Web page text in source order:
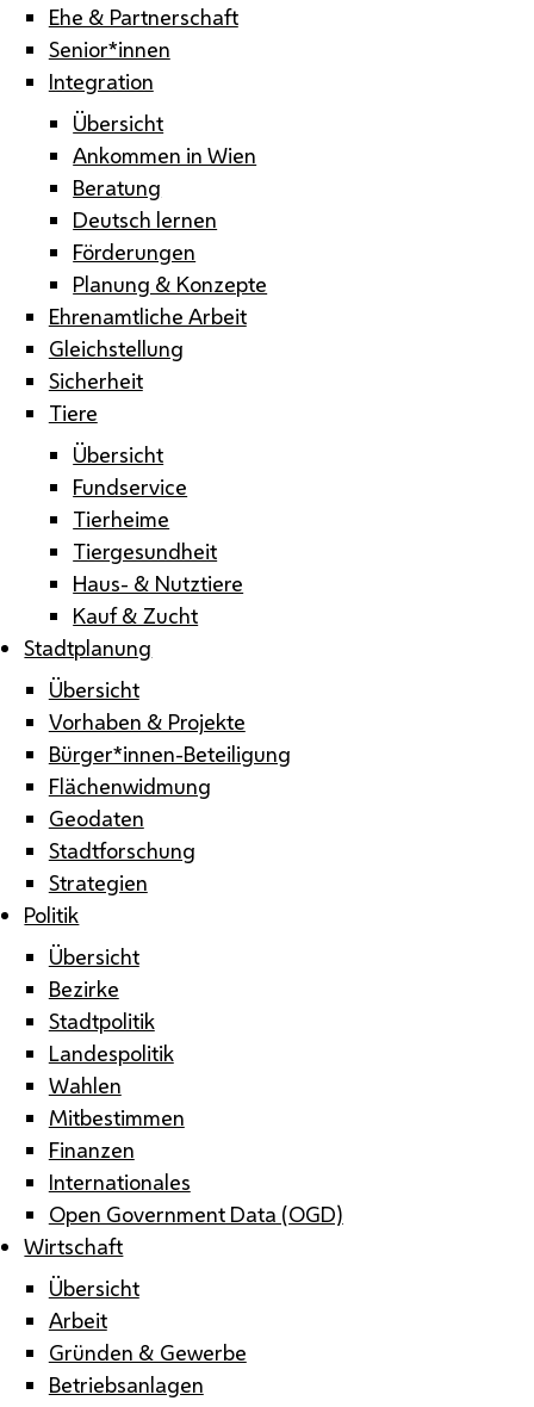
Ehe & Partnerschaft
Senior*innen
Integration
Übersicht
Ankommen in Wien
Beratung
Deutsch lernen
Förderungen
Planung & Konzepte
Ehrenamtliche Arbeit
Gleichstellung
Sicherheit
Tiere
Übersicht
Fundservice
Tierheime
Tiergesundheit
Haus- & Nutztiere
Kauf & Zucht
Stadtplanung
Übersicht
Vorhaben & Projekte
Bürger*innen-Beteiligung
Flächenwidmung
Geodaten
Stadtforschung
Strategien
Politik
Übersicht
Bezirke
Stadtpolitik
Landespolitik
Wahlen
Mitbestimmen
Finanzen
Internationales
Open Government Data (OGD)
Wirtschaft
Übersicht
Arbeit
Gründen & Gewerbe
Betriebsanlagen